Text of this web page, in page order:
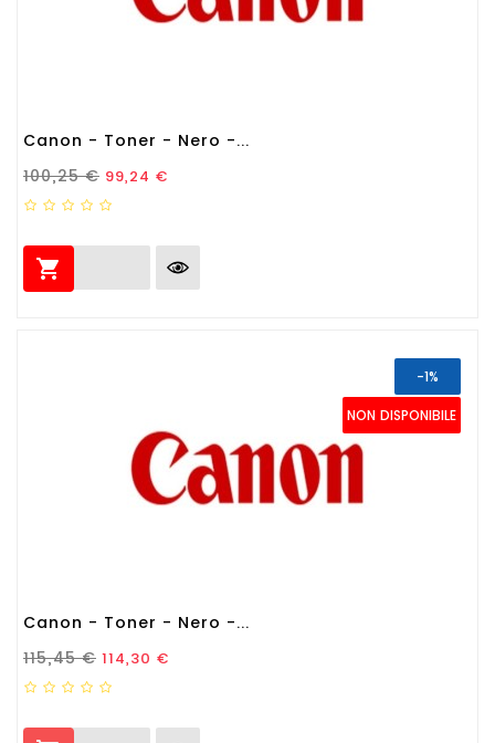
Canon - Toner - Nero -...
Prezzo Standard
100,25 € Prezzo
99,24 €

NON DISPONIBILE
-1%
Canon - Toner - Nero -...
Prezzo Standard
115,45 € Prezzo
114,30 €